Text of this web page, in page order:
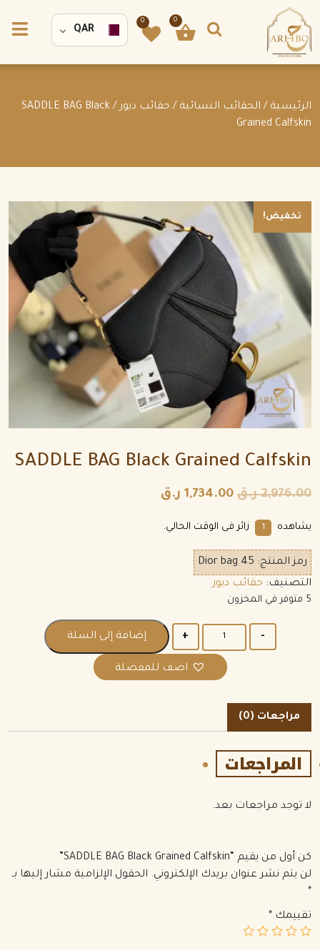
0
0
QAR
الرئيسية / الحقائب النسائية / حقائب ديور
/ SADDLE BAG Black
Grained Calfskin
تخفيض!
SADDLE BAG Black Grained Calfskin
2,976.00 ر.ق 1,734.00 ر.ق
يشاهده 1 زائر فى الوقت الحالي.
رمز المنتج: Dior bag 45
التصنيف: حقائب ديور
5 متوفر في المخزون
إضافة إلى السلة
اضف للمفضلة
مراجعات (0)
المراجعات
لا توجد مراجعات بعد.
كن أول من يقيم “SADDLE BAG Black Grained Calfskin”
لن يتم نشر عنوان بريدك الإلكتروني. الحقول الإلزامية مشار إليها بـ
*
تقييمك *